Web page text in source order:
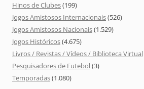
Hinos de Clubes(199)
Jogos Amistosos Internacionais(526)
Jogos Amistosos Nacionais(1.529)
Jogos Históricos(4.675)
Livros / Revistas / Vídeos / Biblioteca Virtual
Pesquisadores de Futebol(3)
Temporadas(1.080)